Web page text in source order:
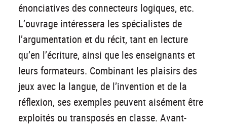
énonciatives des connecteurs logiques, etc.
L’ouvrage intéressera les spécialistes de
l’argumentation et du récit, tant en lecture
qu’en l’écriture, ainsi que les enseignants et
leurs formateurs. Combinant les plaisirs des
jeux avec la langue, de l’invention et de la
réflexion, ses exemples peuvent aisément être
exploités ou transposés en classe. Avant-